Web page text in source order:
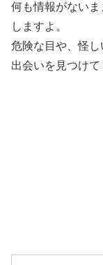
何も情報がない
しますよ。
危険な目や、怪
出会いを見つけて